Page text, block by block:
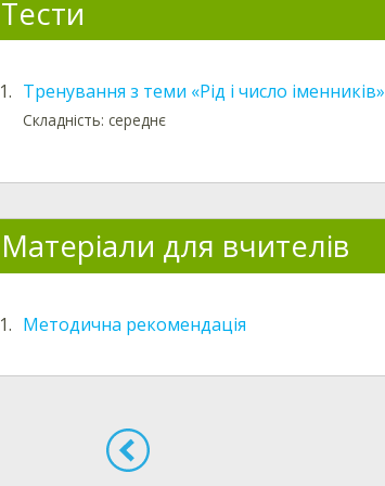
Тести
1. Тренування з теми «Рід і число іменників»
Складність: середнє
Матеріали для вчителів
1. Методична рекомендація